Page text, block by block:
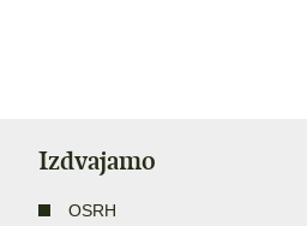
Izdvajamo
OSRH